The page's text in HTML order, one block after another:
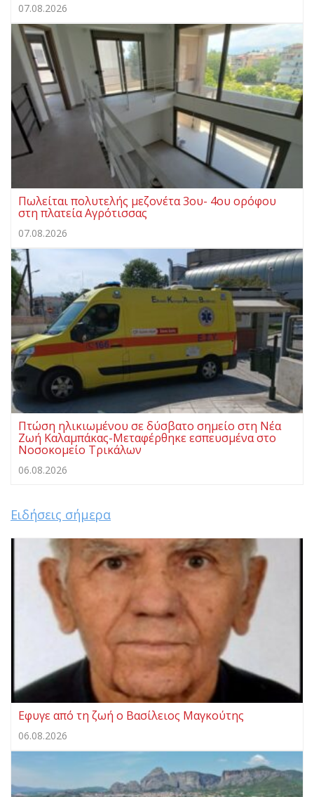
07.08.2026
Πωλείται πολυτελής μεζονέτα 3ου- 4ου ορόφου
στη πλατεία Αγρότισσας
07.08.2026
Πτώση ηλικιωμένου σε δύσβατο σημείο στη Νέα
Ζωή Καλαμπάκας-Μεταφέρθηκε εσπευσμένα στο
Νοσοκομείο Τρικάλων
06.08.2026
Ειδήσεις σήμερα
Eφυγε από τη ζωή ο Βασίλειος Μαγκούτης
06.08.2026